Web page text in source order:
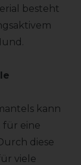
besteht
kann
für eine
diese
viele